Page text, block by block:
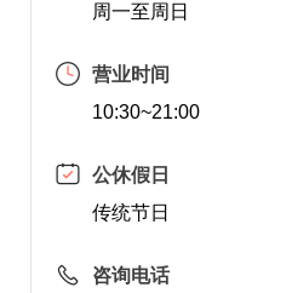
周一至周日
营业时间
10:30~21:00
公休假日
传统节日
咨询电话